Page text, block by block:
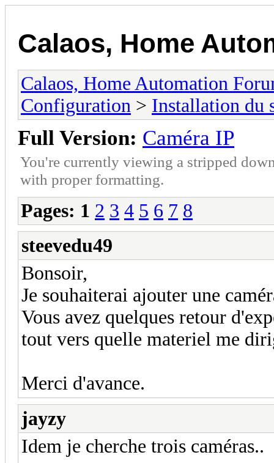
Calaos, Home
Calaos, Home Automation
Configuration > Installation du
Full Version: Caméra IP
You're currently viewing a stripped
with proper formatting.
Pages: 1 2 3 4 5 6 7 8
steevedu49
Bonsoir,
Je souhaiterai ajouter une
Vous avez quelques retour
tout vers quelle materiel me
Merci d'avance.
jayzy
Idem je cherche trois caméras..